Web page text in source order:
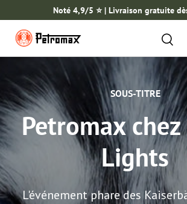
ALLER AU CONTENU
Noté 4,9/5 ⭐️ | Livraison gratuite
Rechercher
SOUS-TITRE
Petromax
Lights
L'événement phare des